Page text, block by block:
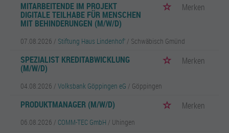
MITARBEITENDE IM PROJEKT
DIGITALE TEILHABE FÜR MENSCHEN
MIT BEHINDERUNGEN (M/W/D)
Merken
07.08.2026 / Stiftung Haus Lindenhof‘ / Schwäbisch Gmünd
SPEZIALIST KREDITABWICKLUNG
(M/W/D)
Merken
04.08.2026 / Volksbank Göppingen eG / Göppingen
PRODUKTMANAGER (M/W/D) Merken
06.08.2026 / COMM-TEC GmbH / Uhingen